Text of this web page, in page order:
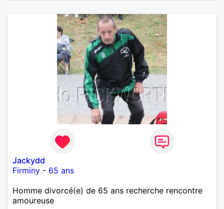
Jackydd
Firminy - 65 ans
Homme divorcé(e) de 65 ans recherche rencontre
amoureuse